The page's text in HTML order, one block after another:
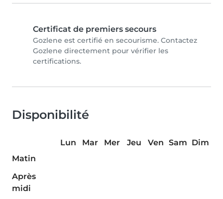
Certificat de premiers secours
Gozlene est certifié en secourisme. Contactez
Gozlene directement pour vérifier les
certifications.
Disponibilité
Lun Mar Mer Jeu Ven Sam Dim
Matin
Après
midi